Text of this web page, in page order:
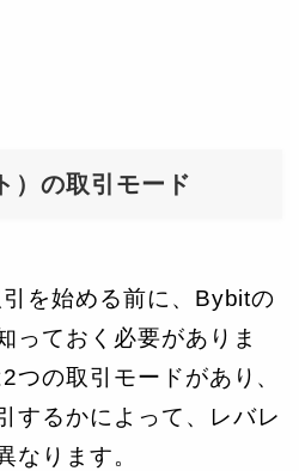
）の取引モード
を始める前に、Bybitの
っておく必要がありま
の取引モードがあり、
するかによって、レバレ
なります。